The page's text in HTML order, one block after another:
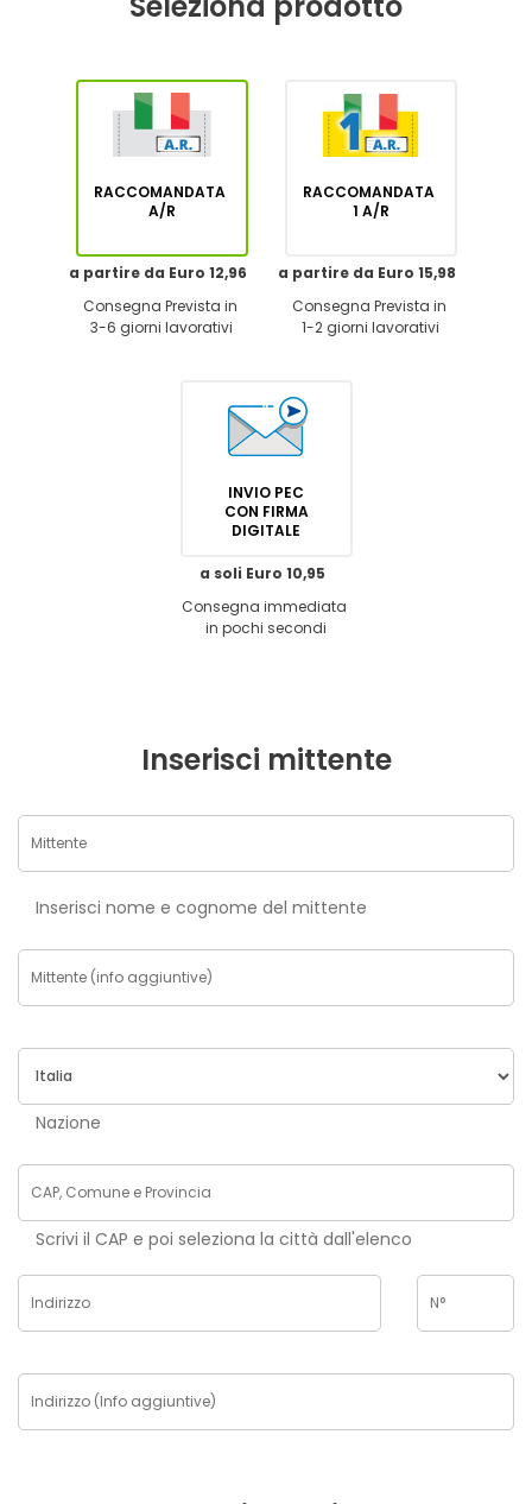
RACCOMANDATA
A/R
a partire da Euro 12,96
Consegna Prevista in
3-6 giorni lavorativi
RACCOMANDATA
1 A/R
a partire da Euro 15,98
Consegna Prevista in
1-2 giorni lavorativi
INVIO PEC
CON FIRMA
DIGITALE
a soli Euro 10,95
Consegna immediata
in pochi secondi
Inserisci mittente
Inserisci nome e cognome del mittente
Nazione
Scrivi il CAP e poi seleziona la città dall'elenco